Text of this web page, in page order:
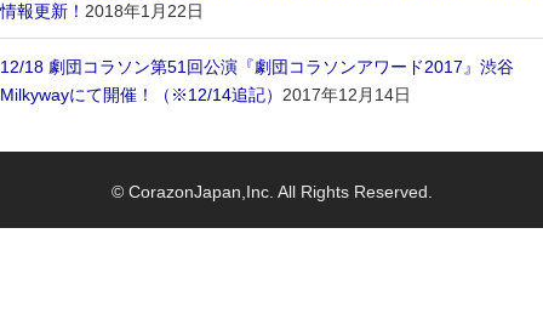
情報更新！ 2018年1月22日
12/18 劇団コラソン第51回公演『劇団コラソンアワード2017』渋谷
Milkywayにて開催！（※12/14追記） 2017年12月14日
© CorazonJapan,Inc. All Rights Reserved.